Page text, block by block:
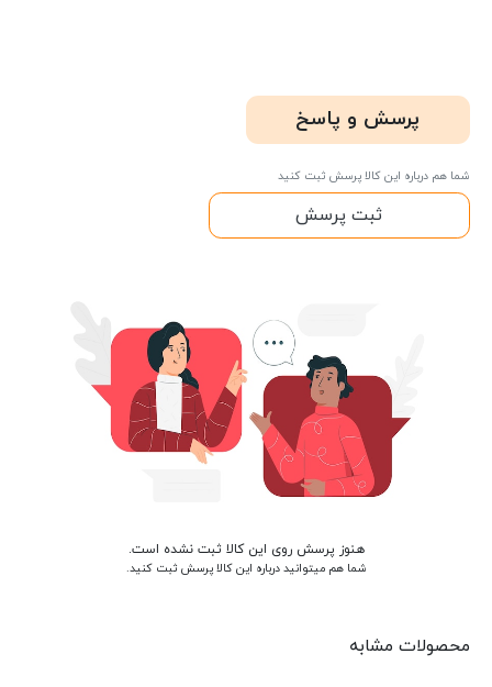
پرسش و پاسخ
شما هم درباره این کالا پرسش ثبت کنید
ثبت پرسش
هنوز پرسش روی این کالا ثبت نشده است.
شما هم میتوانید درباره این کالا پرسش ثبت کنید.
محصولات مشابه